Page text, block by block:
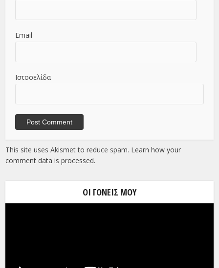
Email
Ιστοσελίδα
This site uses Akismet to reduce spam. Learn how your
comment data is processed.
ΟΙ ΓΟΝΕΊΣ ΜΟΥ